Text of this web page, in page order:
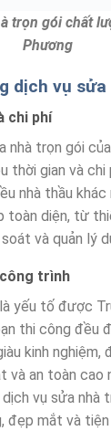
trọn gói chất
Phương
dịch vụ
chi phí
nhà trọn gói
thời gian và chi
nhà thầu khác
toàn diện, từ
và quản lý
trình
yếu tố được
thi công đều
kinh nghiệm,
và an toàn cao
vụ sửa nhà
đẹp mắt và tiện